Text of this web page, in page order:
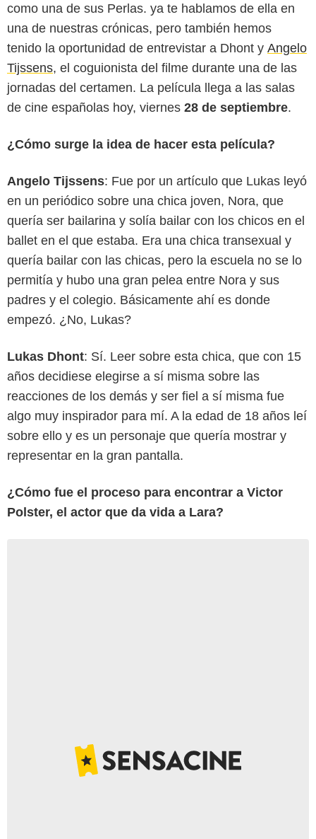
como una de sus Perlas. ya te hablamos de ella en
una de nuestras crónicas, pero también hemos
tenido la oportunidad de entrevistar a Dhont y Angelo
Tijssens, el coguionista del filme durante una de las
jornadas del certamen. La película llega a las salas
de cine españolas hoy, viernes 28 de septiembre.
¿Cómo surge la idea de hacer esta película?
Angelo Tijssens: Fue por un artículo que Lukas leyó
en un periódico sobre una chica joven, Nora, que
quería ser bailarina y solía bailar con los chicos en el
ballet en el que estaba. Era una chica transexual y
quería bailar con las chicas, pero la escuela no se lo
permitía y hubo una gran pelea entre Nora y sus
padres y el colegio. Básicamente ahí es donde
empezó. ¿No, Lukas?
Lukas Dhont: Sí. Leer sobre esta chica, que con 15
años decidiese elegirse a sí misma sobre las
reacciones de los demás y ser fiel a sí misma fue
algo muy inspirador para mí. A la edad de 18 años leí
sobre ello y es un personaje que quería mostrar y
representar en la gran pantalla.
¿Cómo fue el proceso para encontrar a Victor
Polster, el actor que da vida a Lara?